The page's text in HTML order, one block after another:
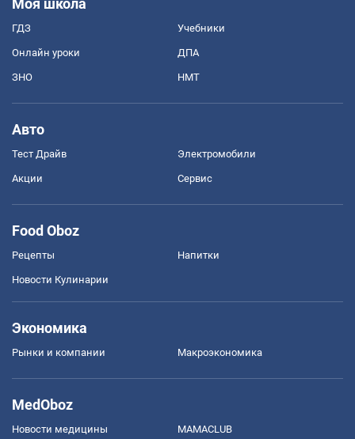
Моя школа
ГДЗ Учебники
Онлайн уроки ДПА
ЗНО НМТ
Авто
Тест Драйв Электромобили
Акции Сервис
Food Oboz
Рецепты Напитки
Новости Кулинарии
Экономика
Рынки и компании Mакроэкономика
MedOboz
Новости медицины MAMACLUB